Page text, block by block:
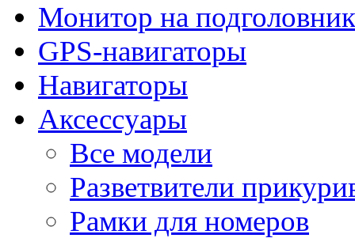
Монитор на подголовник
GPS-навигаторы
Навигаторы
Аксессуары
Все модели
Разветвители
Рамки для номеров